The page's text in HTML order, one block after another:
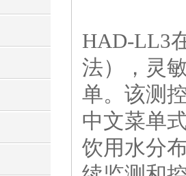
HAD-LL3
法），灵
单。该测
中文菜单
饮用水分